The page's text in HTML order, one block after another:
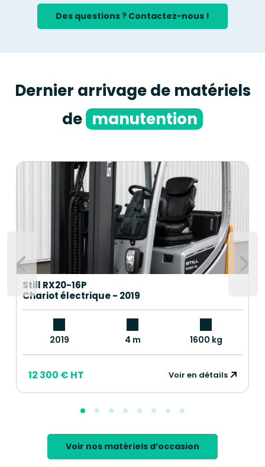
Des questions ? Contactez-nous !
Dernier arrivage de matériels
de manutention
Still RX20-16P
Chariot électrique - 2019
2019 4 m 1600 kg
12 300 € HT Voir en détails
Voir nos matériels d’occasion